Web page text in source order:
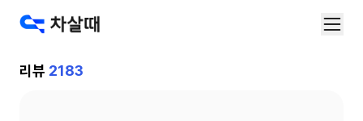
리뷰 2183